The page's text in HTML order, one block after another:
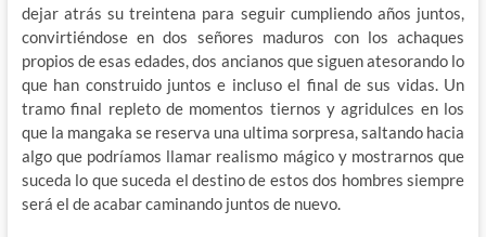
dejar atrás su treintena para seguir cumpliendo años juntos,
convirtiéndose en dos señores maduros con los achaques
propios de esas edades, dos ancianos que siguen atesorando lo
que han construido juntos e incluso el final de sus vidas. Un
tramo final repleto de momentos tiernos y agridulces en los
que la mangaka se reserva una ultima sorpresa, saltando hacia
algo que podríamos llamar realismo mágico y mostrarnos que
suceda lo que suceda el destino de estos dos hombres siempre
será el de acabar caminando juntos de nuevo.